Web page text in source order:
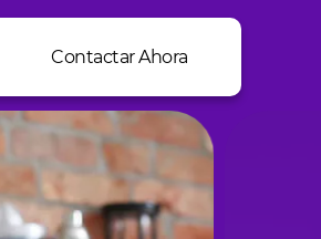
Contactar Ahora